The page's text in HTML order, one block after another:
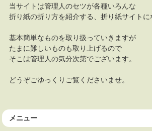
当サイトは管理人のセツが各種いろんな
折り紙の折り方を紹介する、折り紙サイトに
基本簡単なものを取り扱っていきますが
たまに難しいものも取り上げるので
そこは管理人の気分次第でございます。
どうぞごゆっくりご覧くださいませ。
メニュー